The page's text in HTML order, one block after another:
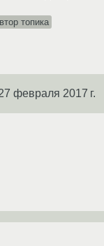
топика
февраля 2017 г.